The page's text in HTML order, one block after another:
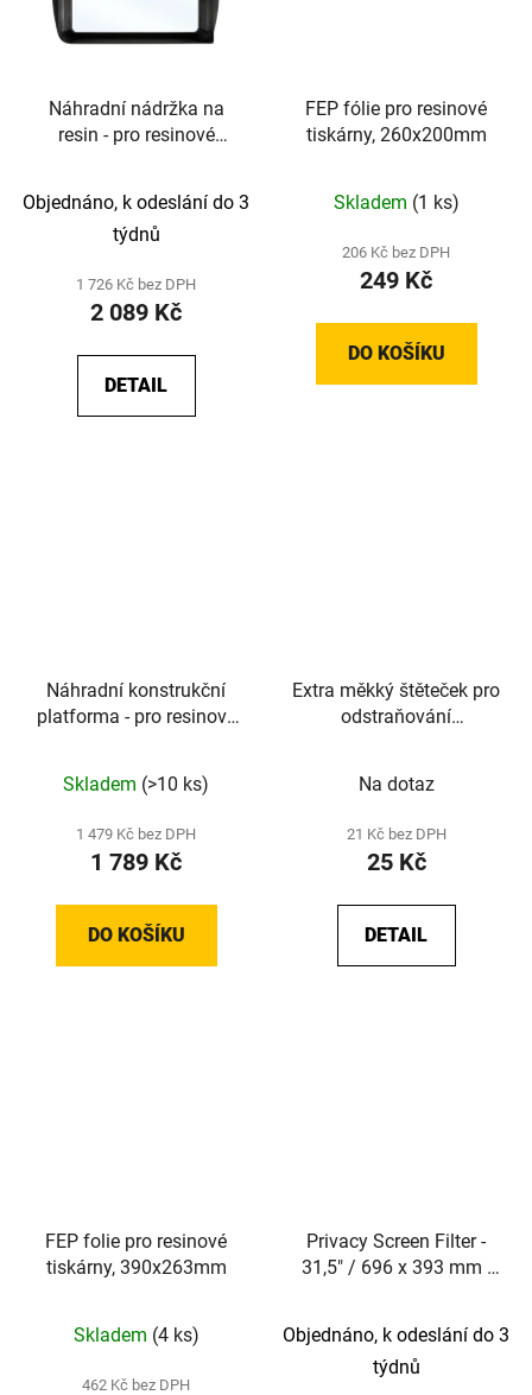
Náhradní nádržka na
resin - pro resinové
Saturn 2 8K
Objednáno, k odeslání do 3
týdnů
1 726 Kč bez DPH
2 089 Kč
DETAIL
FEP fólie pro resinové
tiskárny, 260x200mm
Skladem (1 ks)
206 Kč bez DPH
249 Kč
DO KOŠÍKU
Náhradní konstrukční
platforma - pro resinové
Saturn 2 8K
Skladem (>10 ks)
1 479 Kč bez DPH
1 789 Kč
DO KOŠÍKU
Extra měkký štěteček pro
odstraňování
Na dotaz
21 Kč bez DPH
25 Kč
DETAIL
FEP folie pro resinové
tiskárny, 390x263mm
Skladem (4 ks)
462 Kč bez DPH
Privacy Screen Filter -
31,5" / 696 x 393 mm -
reverzibilním designem
Objednáno, k odeslání do 3
týdnů